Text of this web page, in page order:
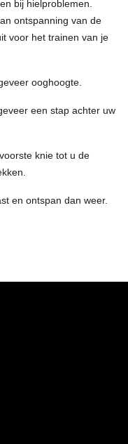
bij hielproblemen.
ontspanning van de
voor het trainen van je
ooghoogte.
een stap achter uw
knie tot u de
en ontspan dan weer.